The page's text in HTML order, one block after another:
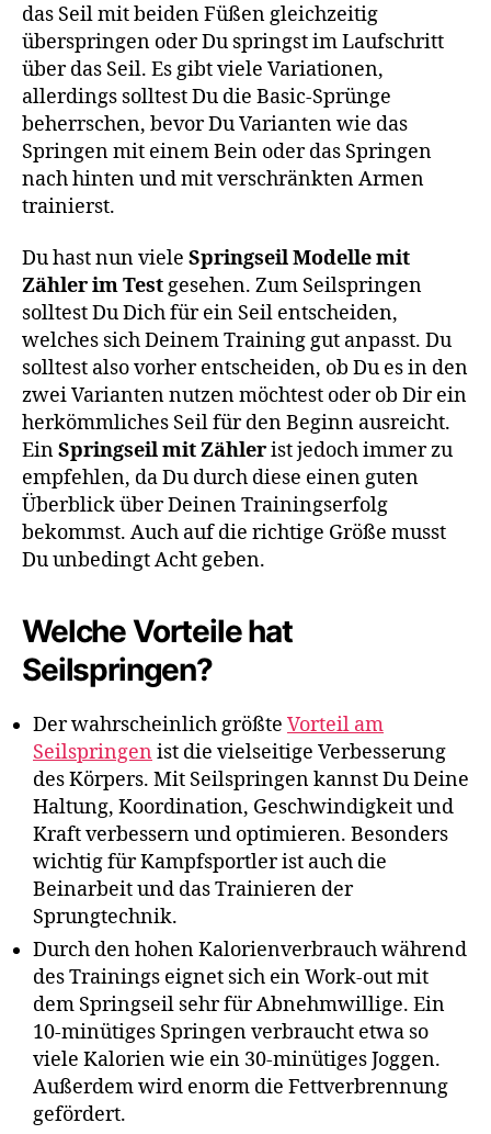
das Seil mit beiden Füßen gleichzeitig
überspringen oder Du springst im Laufschritt
über das Seil. Es gibt viele Variationen,
allerdings solltest Du die Basic-Sprünge
beherrschen, bevor Du Varianten wie das
Springen mit einem Bein oder das Springen
nach hinten und mit verschränkten Armen
trainierst.
Du hast nun viele Springseil Modelle mit
Zähler im Testgesehen. Zum Seilspringen
solltest Du Dich für ein Seil entscheiden,
welches sich Deinem Training gut anpasst. Du
solltest also vorher entscheiden, ob Du es in den
zwei Varianten nutzen möchtest oder ob Dir ein
herkömmliches Seil für den Beginn ausreicht.
EinSpringseil mit Zählerist jedoch immer zu
empfehlen, da Du durch diese einen guten
Überblick über Deinen Trainingserfolg
bekommst. Auch auf die richtige Größe musst
Du unbedingt Acht geben.
Welche Vorteile hat
Seilspringen?
Der wahrscheinlich größte Vorteil am
Seilspringen ist die vielseitige Verbesserung
des Körpers. Mit Seilspringen kannst Du Deine
Haltung, Koordination, Geschwindigkeit und
Kraft verbessern und optimieren. Besonders
wichtig für Kampfsportler ist auch die
Beinarbeit und das Trainieren der
Sprungtechnik.
Durch den hohen Kalorienverbrauch während
des Trainings eignet sich ein Work-out mit
dem Springseil sehr für Abnehmwillige. Ein
10-minütiges Springen verbraucht etwa so
viele Kalorien wie ein 30-minütiges Joggen.
Außerdem wird enorm die Fettverbrennung
gefördert.